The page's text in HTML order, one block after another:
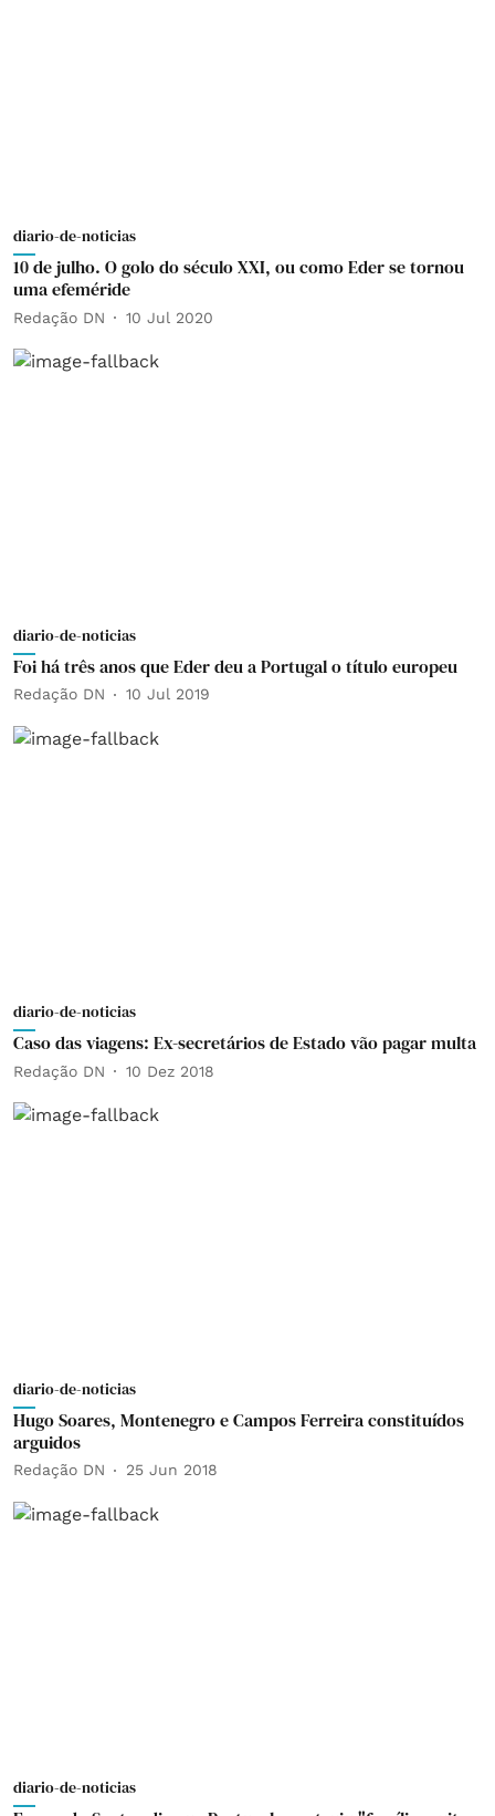
diario-de-noticias
10 de julho. O golo do século XXI, ou como Eder se tornou
uma efeméride
Redação DN 10 Jul 2020
diario-de-noticias
Foi há três anos que Eder deu a Portugal o título europeu
Redação DN 10 Jul 2019
diario-de-noticias
Caso das viagens: Ex-secretários de Estado vão pagar multa
Redação DN 10 Dez 2018
diario-de-noticias
Hugo Soares, Montenegro e Campos Ferreira constituídos
arguidos
Redação DN 25 Jun 2018
diario-de-noticias